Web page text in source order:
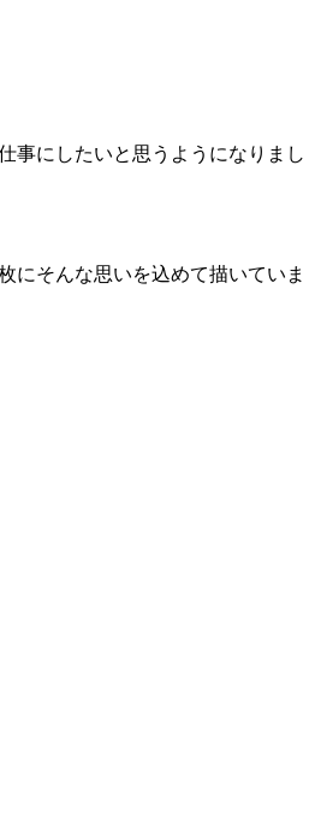
事にしたいと思うようになりまし
にそんな思いを込めて描いていま